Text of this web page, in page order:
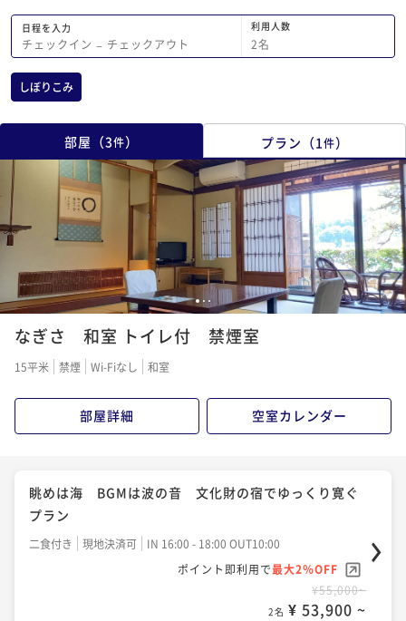
日程を入力
チェックイン − チェックアウト
利用人数
2名
しぼりこみ
部屋 （3件） プラン （1 件）
1 2 3
なぎさ 和室 トイレ付 禁煙室
15平米 禁煙 Wi-Fiなし 和室
部屋詳細 空室カレンダー
眺めは海 BGMは波の音 文化財の宿でゆっくり寛ぐ
プラン
二食付き 現地決済可
IN 16:00 - 18:00 OUT10:00
ポイント即利用で最大2％OFF
¥55,000~
2名 ¥ 53,900 ~